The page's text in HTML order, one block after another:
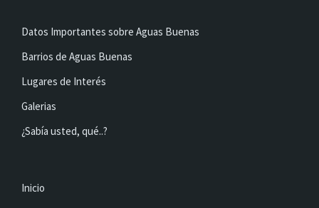
Datos Importantes sobre Aguas Buenas
Barrios de Aguas Buenas
Lugares de Interés
Galerias
¿Sabía usted, qué..?
Inicio